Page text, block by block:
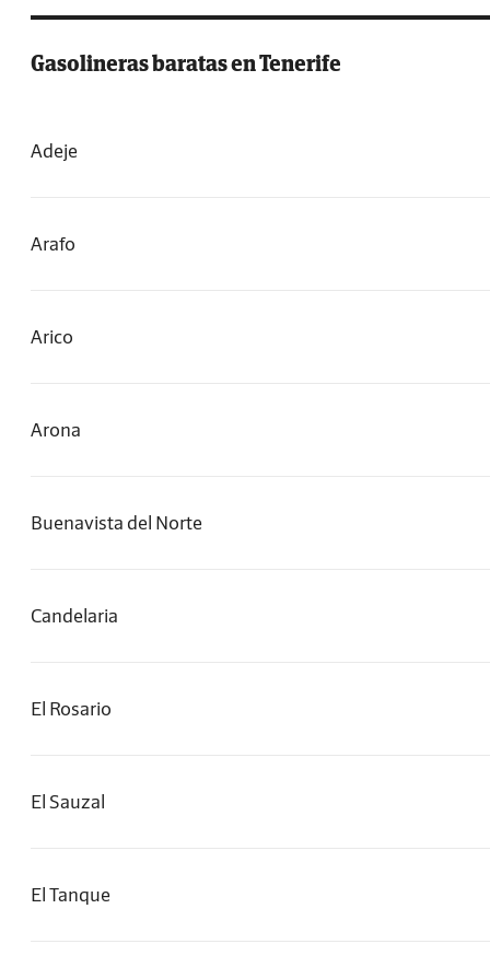
Gasolineras baratas en Tenerife
Adeje
Arafo
Arico
Arona
Buenavista del Norte
Candelaria
El Rosario
El Sauzal
El Tanque